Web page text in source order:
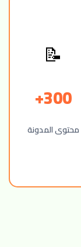
📝
300+
محتوى المدونة